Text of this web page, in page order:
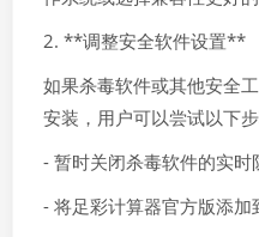
2. **调整安全软件设置**
如果杀毒软件或其他安全
安装，用户可以尝试以下步
- 暂时关闭杀毒软件的实时
- 将足彩计算器官方版添加